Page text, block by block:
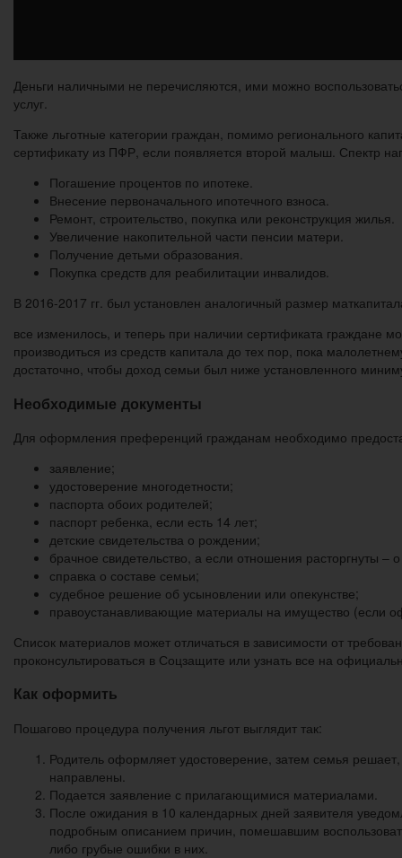
Деньги наличными не перечисляются, ими можно
услуг.
Также льготные категории граждан, помимо регионального
сертификату из ПФР, если появляется второй малыш. Спектр
Погашение процентов по ипотеке.
Внесение первоначального ипотечного взноса.
Ремонт, строительство, покупка или реконструкция жилья.
Увеличение накопительной части пенсии матери.
Получение детьми образования.
Покупка средств для реабилитации инвалидов.
В 2016-2017 гг. был установлен аналогичный размер
все изменилось, и теперь при наличии сертификата граждане
производиться из средств капитала до тех пор, пока
достаточно, чтобы доход семьи был ниже установленного
Необходимые документы
Для оформления преференций гражданам необходимо
заявление;
удостоверение многодетности;
паспорта обоих родителей;
паспорт ребенка, если есть 14 лет;
детские свидетельства о рождении;
брачное свидетельство, а если отношения расторгнуты –
справка о составе семьи;
судебное решение об усыновлении или опекунстве;
правоустанавливающие материалы на имущество (если
Список материалов может отличаться в зависимости от
проконсультироваться в Соцзащите или узнать все на
Как оформить
Пошагово процедура получения льгот выглядит так:
Родитель оформляет удостоверение, затем семья
направлены.
Подается заявление с прилагающимися материалами.
После ожидания в 10 календарных дней заявителя
подробным описанием причин, помешавшим
либо грубые ошибки в них.